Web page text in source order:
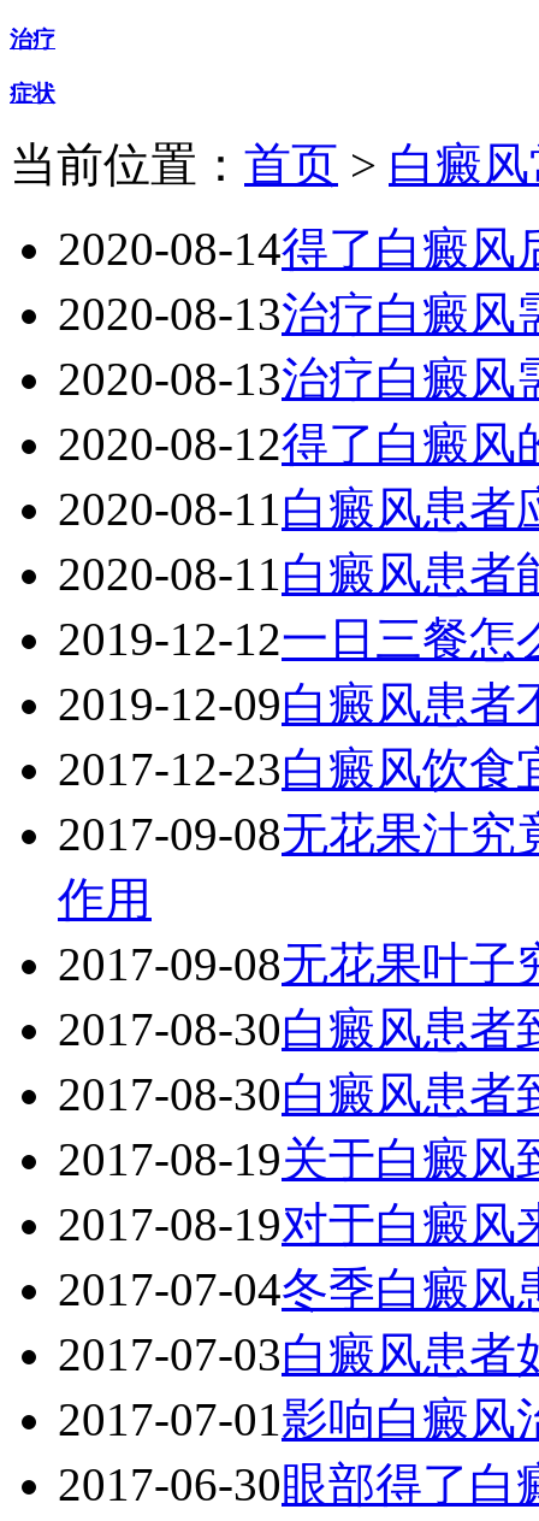
治疗
症状
当前位置： 首页 > 白癜
2020-08-14得了白癜风
2020-08-13治疗白癜风
2020-08-13治疗白癜风
2020-08-12得了白癜风
2020-08-11白癜风患者
2020-08-11白癜风患者
2019-12-12一日三餐怎
2019-12-09白癜风患者
2017-12-23白癜风饮食
2017-09-08无花果汁究
作用
2017-09-08无花果叶子
2017-08-30白癜风患者
2017-08-30白癜风患者
2017-08-19关于白癜风
2017-08-19对于白癜风
2017-07-04冬季白癜风
2017-07-03白癜风患者
2017-07-01影响白癜风
2017-06-30眼部得了白